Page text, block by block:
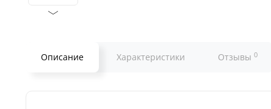
Описание Характеристики Отзывы 0